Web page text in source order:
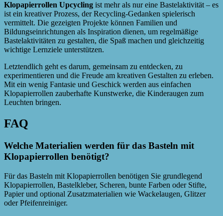
Klopapierrollen Upcycling ist mehr als nur eine Bastelaktivität – es
ist ein kreativer Prozess, der Recycling-Gedanken spielerisch
vermittelt. Die gezeigten Projekte können Familien und
Bildungseinrichtungen als Inspiration dienen, um regelmäßige
Bastelaktivitäten zu gestalten, die Spaß machen und gleichzeitig
wichtige Lernziele unterstützen.
Letztendlich geht es darum, gemeinsam zu entdecken, zu
experimentieren und die Freude am kreativen Gestalten zu erleben.
Mit ein wenig Fantasie und Geschick werden aus einfachen
Klopapierrollen zauberhafte Kunstwerke, die Kinderaugen zum
Leuchten bringen.
FAQ
Welche Materialien werden für das Basteln mit
Klopapierrollen benötigt?
Für das Basteln mit Klopapierrollen benötigen Sie grundlegend
Klopapierrollen, Bastelkleber, Scheren, bunte Farben oder Stifte,
Papier und optional Zusatzmaterialien wie Wackelaugen, Glitzer
oder Pfeifenreiniger.